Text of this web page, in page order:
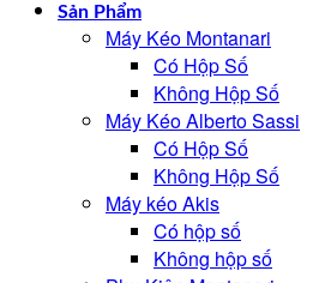
Sản Phẩm
Máy Kéo Montanari
Có Hộp Số
Không Hộp Số
Máy Kéo Alberto Sassi
Có Hộp Số
Không Hộp Số
Máy kéo Akis
Có hộp số
Không hộp số